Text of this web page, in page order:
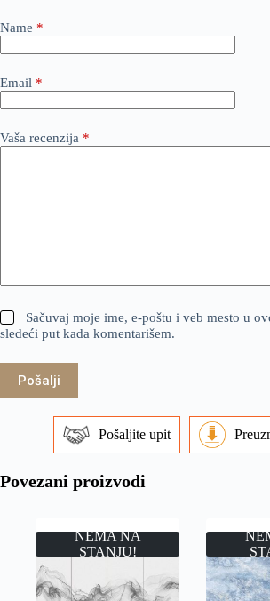
Name *
Email *
Vaša recenzija *
Sačuvaj moje ime, e-poštu i veb mesto u
sledeći put kada komentarišem.
Pošalji
Pošaljite upit
Povezani proizvodi
NEMA NA
STANJU!